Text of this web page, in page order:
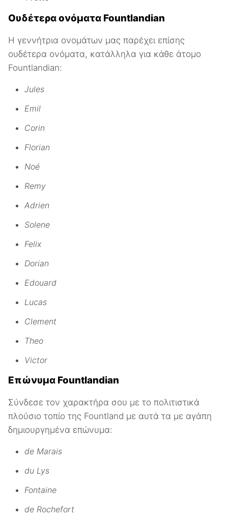
Ουδέτερα ονόματα Fountlandian
Η γεννήτρια ονομάτων μας παρέχει επίσης
ουδέτερα ονόματα, κατάλληλα για κάθε άτομο
Fountlandian:
Jules
Emil
Corin
Florian
Noé
Remy
Adrien
Solene
Felix
Dorian
Edouard
Lucas
Clement
Theo
Victor
Επώνυμα Fountlandian
Σύνδεσε τον χαρακτήρα σου με το πολιτιστικά
πλούσιο τοπίο της Fountland με αυτά τα με αγάπη
δημιουργημένα επώνυμα:
de Marais
du Lys
Fontaine
de Rochefort